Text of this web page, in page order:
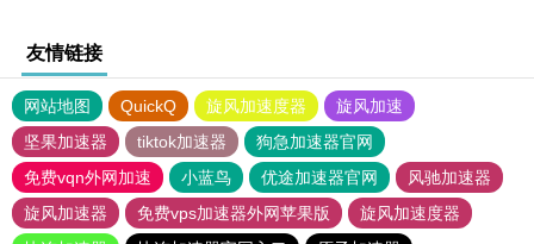
友情链接
网站地图 QuickQ 旋风加速度器
旋风加速
坚果加速器
tiktok加速器
狗急加速器官网
免费vqn外网加速
小蓝鸟 优途加速器官网
风驰加速器
旋风加速器
免费vps加速器外网苹果版
旋风加速度器